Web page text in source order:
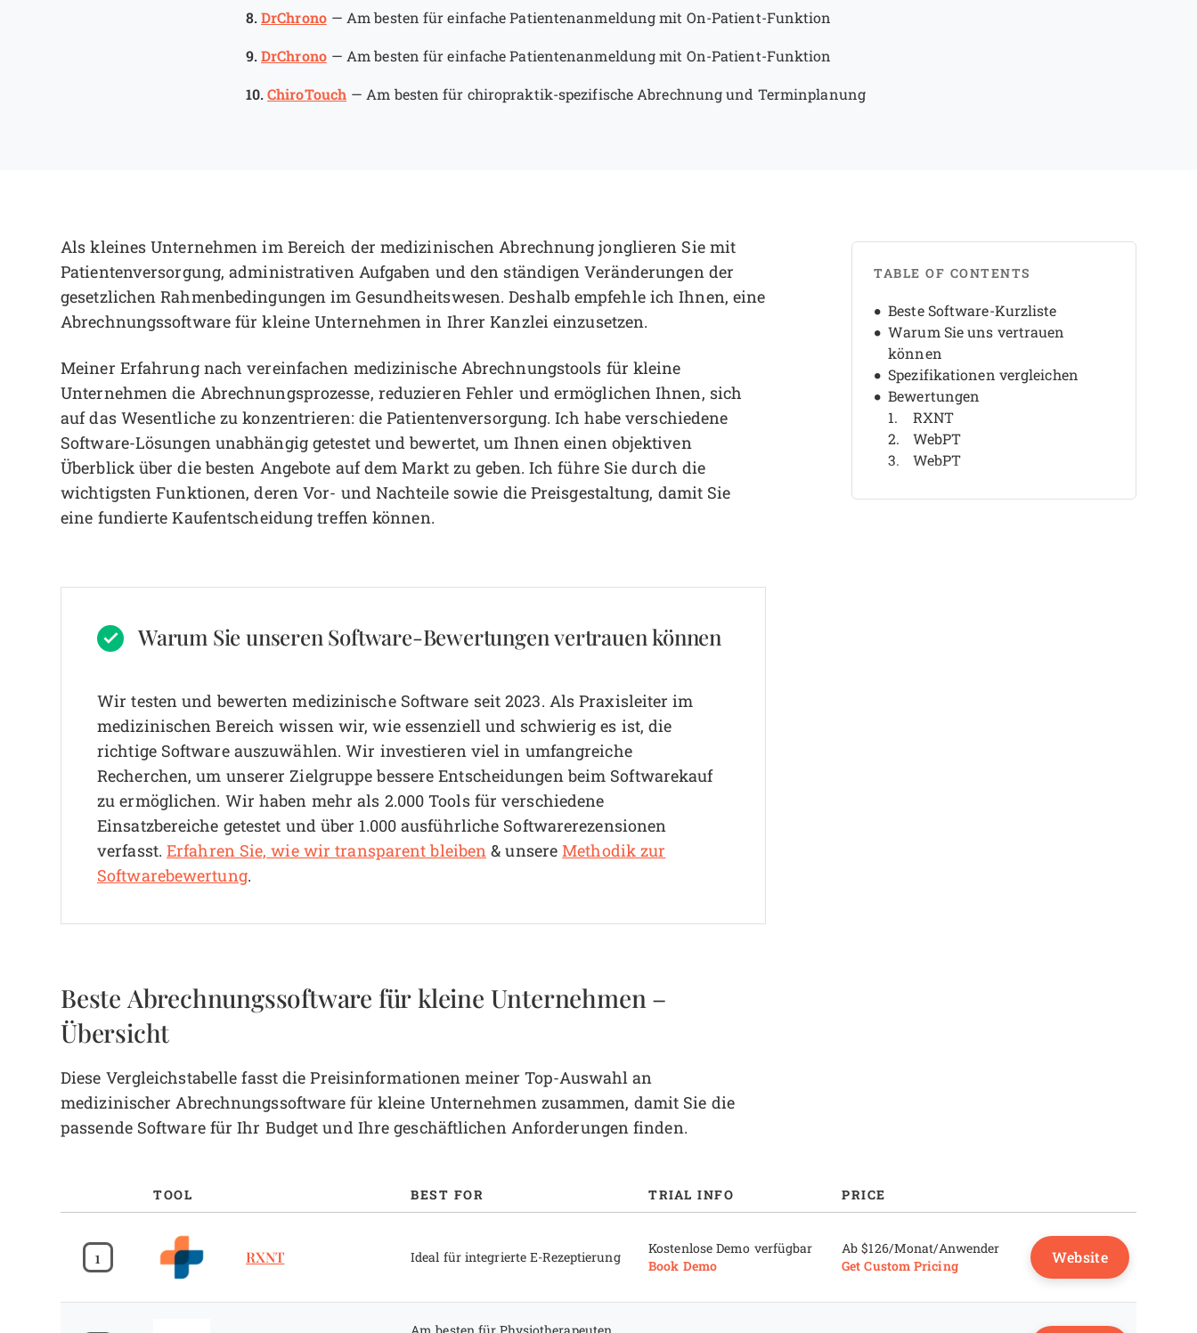
8.DrChrono — Am besten für einfache Patientenanmeldung mit On-Patient-Funktion
9.DrChrono — Am besten für einfache Patientenanmeldung mit On-Patient-Funktion
10.ChiroTouch — Am besten für chiropraktik-spezifische Abrechnung und Terminplanung
Als kleines Unternehmen im Bereich der medizinischen Abrechnung jonglieren Sie mit
Patientenversorgung, administrativen Aufgaben und den ständigen Veränderungen der
gesetzlichen Rahmenbedingungen im Gesundheitswesen. Deshalb empfehle ich Ihnen, eine
Abrechnungssoftware für kleine Unternehmen in Ihrer Kanzlei einzusetzen.
Meiner Erfahrung nach vereinfachen medizinische Abrechnungstools für kleine
Unternehmen die Abrechnungsprozesse, reduzieren Fehler und ermöglichen Ihnen, sich
auf das Wesentliche zu konzentrieren: die Patientenversorgung. Ich habe verschiedene
Software-Lösungen unabhängig getestet und bewertet, um Ihnen einen objektiven
Überblick über die besten Angebote auf dem Markt zu geben. Ich führe Sie durch die
wichtigsten Funktionen, deren Vor- und Nachteile sowie die Preisgestaltung, damit Sie
eine fundierte Kaufentscheidung treffen können.
Warum Sie unseren Software-Bewertungen vertrauen können
Wir testen und bewerten medizinische Software seit 2023. Als Praxisleiter im
medizinischen Bereich wissen wir, wie essenziell und schwierig es ist, die
richtige Software auszuwählen. Wir investieren viel in umfangreiche
Recherchen, um unserer Zielgruppe bessere Entscheidungen beim Softwarekauf
zu ermöglichen. Wir haben mehr als 2.000 Tools für verschiedene
Einsatzbereiche getestet und über 1.000 ausführliche Softwarerezensionen
verfasst. Erfahren Sie, wie wir transparent bleiben & unsereMethodik zur
Softwarebewertung.
Beste Abrechnungssoftware für kleine Unternehmen –
Übersicht
Diese Vergleichstabelle fasst die Preisinformationen meiner Top-Auswahl an
medizinischer Abrechnungssoftware für kleine Unternehmen zusammen, damit Sie die
passende Software für Ihr Budget und Ihre geschäftlichen Anforderungen finden.
TOOL BEST FOR TRIAL INFO PRICE
1 RXNT Ideal für integrierte E-Rezeptierung
Kostenlose Demo verfügbar
Book Demo
Ab $126/Monat/Anwender
Get Custom Pricing Website
TABLE OF CONTENTS
Beste Software-Kurzliste
Warum Sie uns vertrauen
können
Spezifikationen vergleichen
Bewertungen
RXNT
WebPT
WebPT
Therapy Notes